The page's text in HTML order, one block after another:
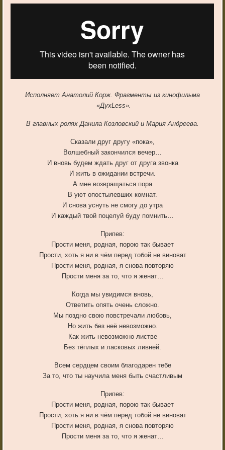
Исполняет Анатолий Корж. Фрагменты из кинофильма
«ДухLess».
В главных ролях Данила Козловский и Мария Андреева.
Сказали друг другу «пока»,
Волшебный закончился вечер…
И вновь будем ждать друг от друга звонка
И жить в ожидании встречи.
А мне возвращаться пора
В уют опостылевших комнат.
И снова уснуть не смогу до утра
И каждый твой поцелуй буду помнить…
Припев:
Прости меня, родная, порою так бывает
Прости, хоть я ни в чём перед тобой не виноват
Прости меня, родная, я снова повторяю
Прости меня за то, что я женат…
Когда мы увидимся вновь,
Ответить опять очень сложно.
Мы поздно свою повстречали любовь,
Но жить без неё невозможно.
Как жить невозможно листве
Без тёплых и ласковых ливней.
Всем сердцем своим благодарен тебе
За то, что ты научила меня быть счастливым
Припев:
Прости меня, родная, порою так бывает
Прости, хоть я ни в чём перед тобой не виноват
Прости меня, родная, я снова повторяю
Прости меня за то, что я женат…